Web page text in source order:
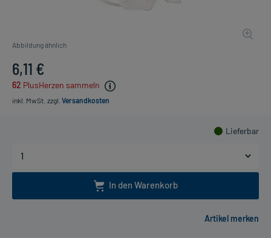
Abbildung ähnlich
6,11 €
62 PlusHerzen sammeln
inkl. MwSt. zzgl. Versandkosten
Lieferbar
In den Warenkorb